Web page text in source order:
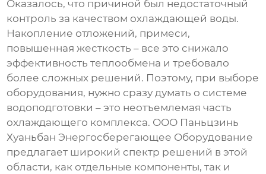
Оказалось, что причиной был недостаточный
контроль за качеством охлаждающей воды.
Накопление отложений, примеси,
повышенная жесткость – все это снижало
эффективность теплообмена и требовало
более сложных решений. Поэтому, при выборе
оборудования, нужно сразу думать о системе
водоподготовки – это неотъемлемая часть
охлаждающего комплекса. ООО Паньцзинь
Хуаньбан Энергосберегающее Оборудование
предлагает широкий спектр решений в этой
области, как отдельные компоненты, так и